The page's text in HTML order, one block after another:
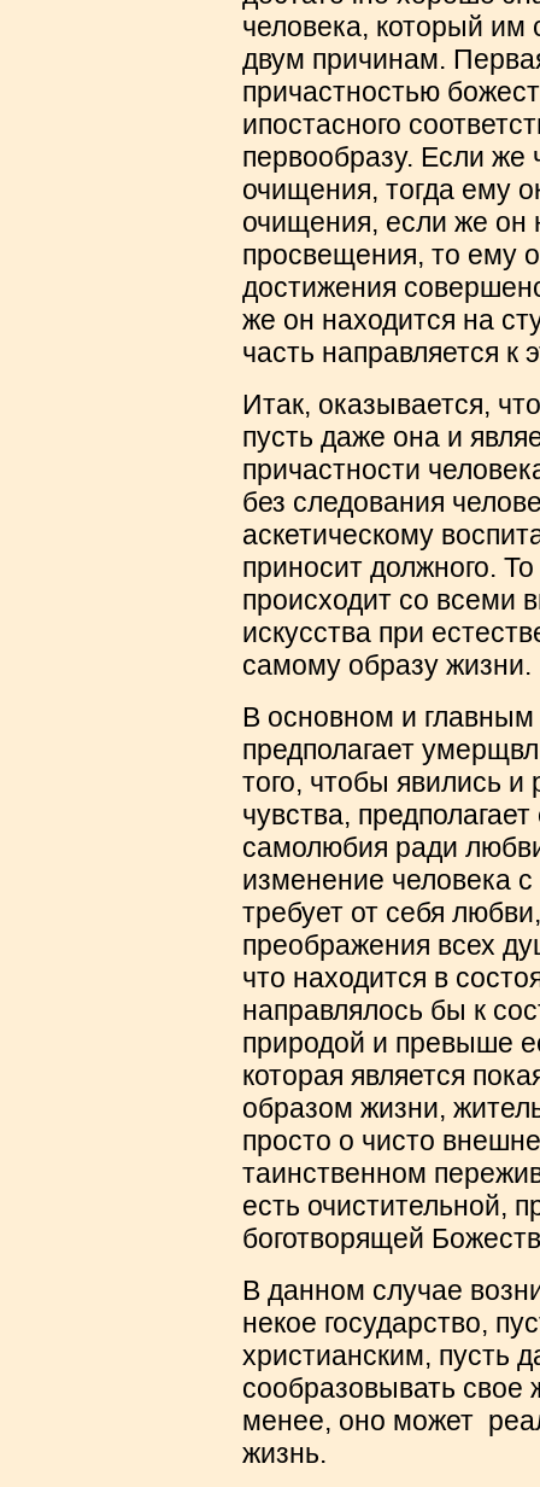
человека, который им
двум причинам.
причастностью
ипостасного
первообразу. Если же
очищения, тогда ему
очищения, если же он
просвещения, то ему
достижения
же он находится на
часть направляется к
Итак, оказывается,
пусть даже она и
причастности
без следования
аскетическому
приносит должного.
происходит со всеми
искусства при
самому образу жизни.
В основном и
предполагает
того, чтобы явились
чувства,
самолюбия ради
изменение человека
требует от себя
преображения всех
что находится в
направлялось бы к
природой и превыше
которая является
образом жизни,
просто о чисто
таинственном
есть очистительной,
боготворящей
В данном случае
некое государство,
христианским, пусть
сообразовывать свое
менее, оно может
жизнь.